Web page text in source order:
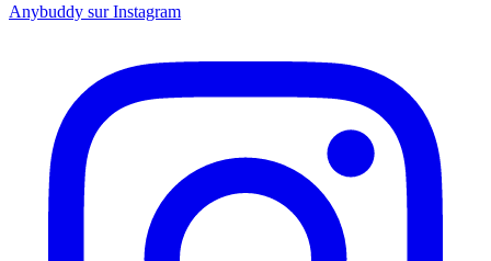
Anybuddy sur Instagram